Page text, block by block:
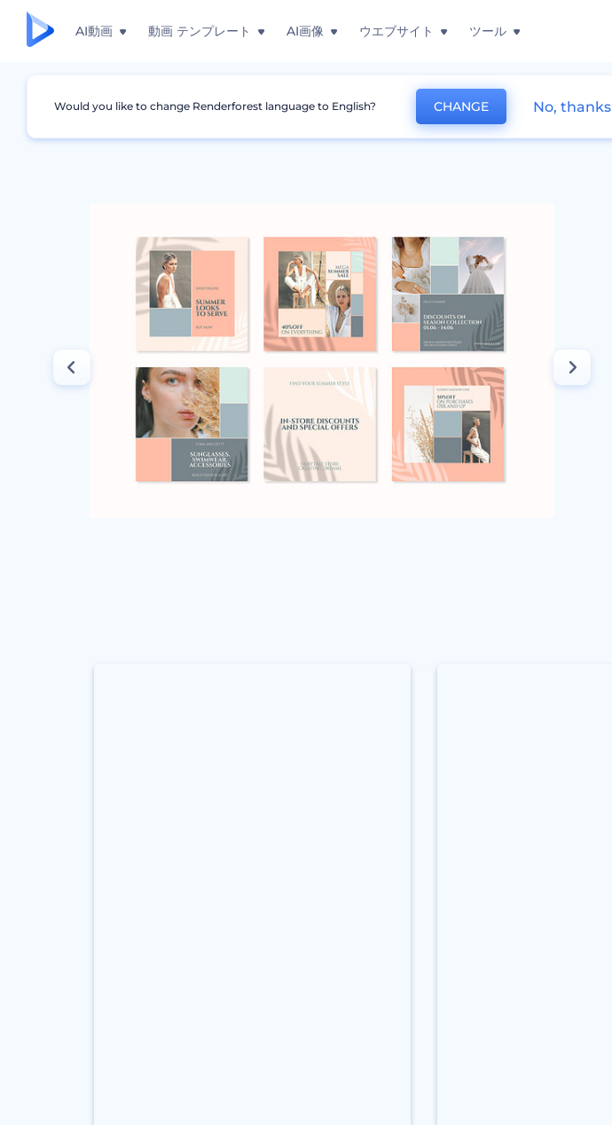
AI動画 動画 テンプレート AI画像 ウエブサイト ツール
グラフィック インスタグラム・ストーリー 夏のセール用のプロモーションセット
Would you like to change Renderforest language to English? CHANGE No, thanks